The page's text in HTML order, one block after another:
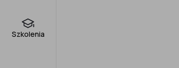
Szkolenia